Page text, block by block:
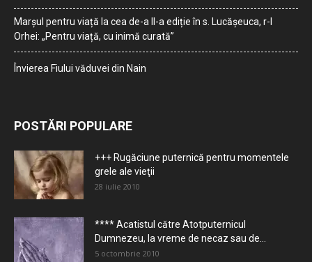
Marșul pentru viață la cea de-a II-a ediție în s. Lucășeuca, r-l
Orhei: „Pentru viață, cu inimă curată”
Învierea Fiului văduvei din Nain
POSTĂRI POPULARE
+++ Rugăciune puternică pentru momentele
grele ale vieţii
28 iulie 2010
**** Acatistul către Atotputernicul
Dumnezeu, la vreme de necaz sau de...
5 octombrie 2010